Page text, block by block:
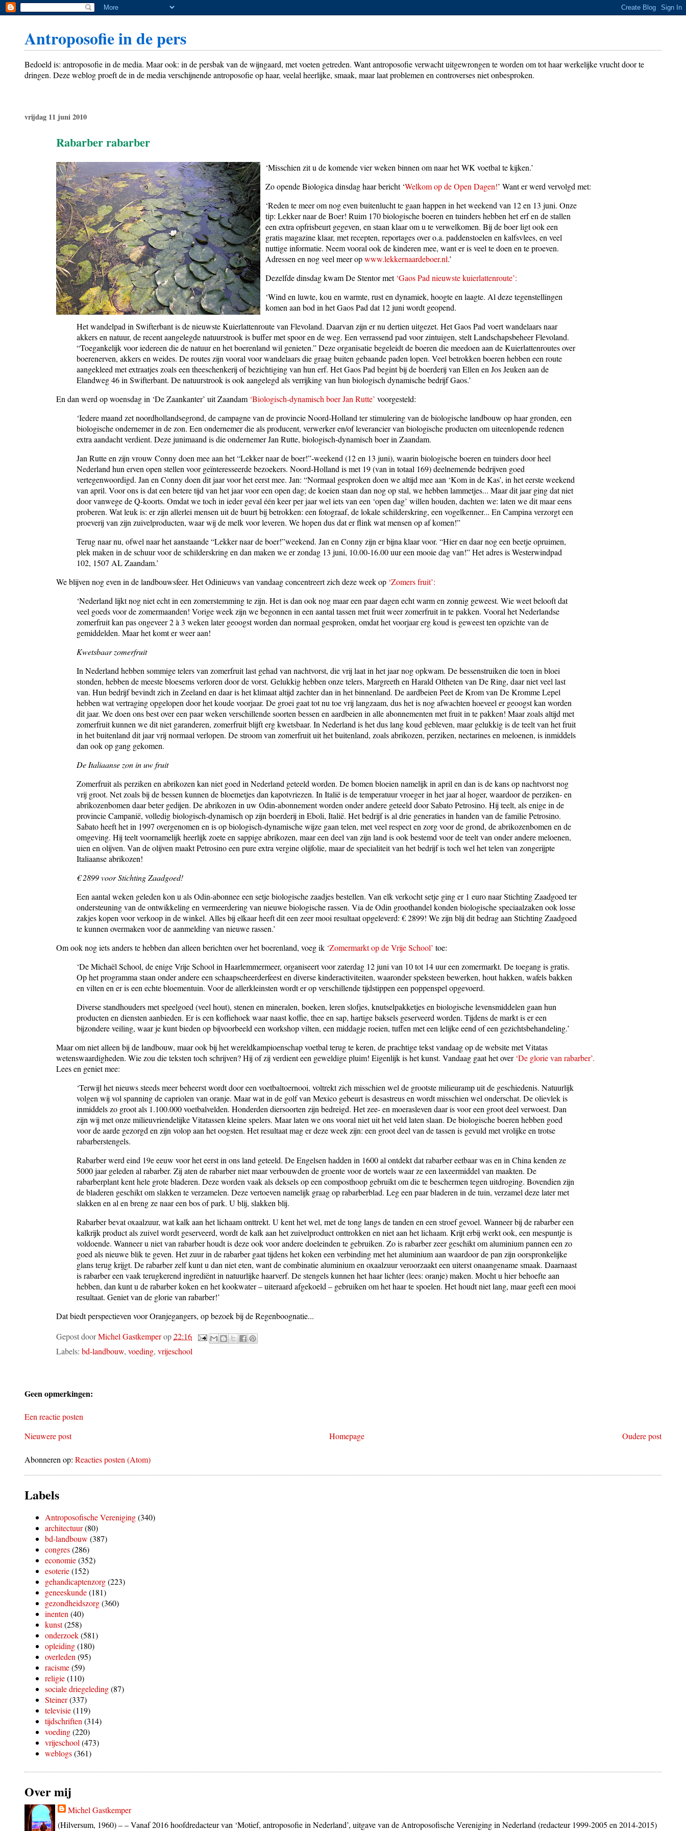
Antroposofie in de pers
Bedoeld is: antroposofie in de media. Maar ook: in de persbak van de wijngaard, met voeten getreden. Want antroposofie verwacht uitgewrongen te worden om tot haar werkelijke vrucht door te
dringen. Deze weblog proeft de in de media verschijnende antroposofie op haar, veelal heerlijke, smaak, maar laat problemen en controverses niet onbesproken.
vrijdag 11 juni 2010
Rabarber rabarber
‘Misschien zit u de komende vier weken binnen om naar het WK voetbal te kijken.’
Zo opende Biologica dinsdag haar bericht ‘Welkom op de Open Dagen!’ Want er werd vervolgd met:
‘Reden te meer om nog even buitenlucht te gaan happen in het weekend van 12 en 13 juni. Onze
tip: Lekker naar de Boer! Ruim 170 biologische boeren en tuinders hebben het erf en de stallen
een extra opfrisbeurt gegeven, en staan klaar om u te verwelkomen. Bij de boer ligt ook een
gratis magazine klaar, met recepten, reportages over o.a. paddenstoelen en kalfsvlees, en veel
nuttige informatie. Neem vooral ook de kinderen mee, want er is veel te doen en te proeven.
Adressen en nog veel meer opwww.lekkernaardeboer.nl.’
Dezelfde dinsdag kwam De Stentor met ‘Gaos Pad nieuwste kuierlattenroute’:
‘Wind en luwte, kou en warmte, rust en dynamiek, hoogte en laagte. Al deze tegenstellingen
komen aan bod in het Gaos Pad dat 12 juni wordt geopend.
Het wandelpad in Swifterbant is de nieuwste Kuierlattenroute van Flevoland. Daarvan zijn er nu dertien uitgezet. Het Gaos Pad voert wandelaars naar
akkers en natuur, de recent aangelegde natuurstrook is buffer met spoor en de weg. Een verrassend pad voor zintuigen, stelt Landschapsbeheer Flevoland.
“Toegankelijk voor iedereen die de natuur en het boerenland wil genieten.” Deze organisatie begeleidt de boeren die meedoen aan de Kuierlattenroutes over
boerenerven, akkers en weides. De routes zijn vooral voor wandelaars die graag buiten gebaande paden lopen. Veel betrokken boeren hebben een route
aangekleed met extraatjes zoals een theeschenkerij of bezichtiging van hun erf. Het Gaos Pad begint bij de boerderij van Ellen en Jos Jeuken aan de
Elandweg 46 in Swifterbant. De natuurstrook is ook aangelegd als verrijking van hun biologisch dynamische bedrijf Gaos.’
En dan werd op woensdag in ‘De Zaankanter’ uit Zaandam ‘Biologisch-dynamisch boer Jan Rutte’ voorgesteld:
‘Iedere maand zet noordhollandsegrond, de campagne van de provincie Noord-Holland ter stimulering van de biologische landbouw op haar gronden, een
biologische ondernemer in de zon. Een ondernemer die als producent, verwerker en/of leverancier van biologische producten om uiteenlopende redenen
extra aandacht verdient. Deze junimaand is die ondernemer Jan Rutte, biologisch-dynamisch boer in Zaandam.
Jan Rutte en zijn vrouw Conny doen mee aan het “Lekker naar de boer!”-weekend (12 en 13 juni), waarin biologische boeren en tuinders door heel
Nederland hun erven open stellen voor geïnteresseerde bezoekers. Noord-Holland is met 19 (van in totaal 169) deelnemende bedrijven goed
vertegenwoordigd. Jan en Conny doen dit jaar voor het eerst mee. Jan: “Normaal gesproken doen we altijd mee aan ‘Kom in de Kas’, in het eerste weekend
van april. Voor ons is dat een betere tijd van het jaar voor een open dag; de koeien staan dan nog op stal, we hebben lammetjes... Maar dit jaar ging dat niet
door vanwege de Q-koorts. Omdat we toch in ieder geval één keer per jaar wel iets van een ‘open dag’ willen houden, dachten we: laten we dit maar eens
proberen. Wat leuk is: er zijn allerlei mensen uit de buurt bij betrokken: een fotograaf, de lokale schilderskring, een vogelkenner... En Campina verzorgt een
proeverij van zijn zuivelproducten, waar wij de melk voor leveren. We hopen dus dat er flink wat mensen op af komen!”
Terug naar nu, ofwel naar het aanstaande “Lekker naar de boer!”weekend. Jan en Conny zijn er bijna klaar voor. “Hier en daar nog een beetje opruimen,
plek maken in de schuur voor de schilderskring en dan maken we er zondag 13 juni, 10.00-16.00 uur een mooie dag van!” Het adres is Westerwindpad
102, 1507 AL Zaandam.’
We blijven nog even in de landbouwsfeer. Het Odinieuws van vandaag concentreert zich deze week op ‘Zomers fruit’:
‘Nederland lijkt nog niet echt in een zomerstemming te zijn. Het is dan ook nog maar een paar dagen echt warm en zonnig geweest. Wie weet belooft dat
veel goeds voor de zomermaanden! Vorige week zijn we begonnen in een aantal tassen met fruit weer zomerfruit in te pakken. Vooral het Nederlandse
zomerfruit kan pas ongeveer 2 à 3 weken later geoogst worden dan normaal gesproken, omdat het voorjaar erg koud is geweest ten opzichte van de
gemiddelden. Maar het komt er weer aan!
Kwetsbaar zomerfruit
In Nederland hebben sommige telers van zomerfruit last gehad van nachtvorst, die vrij laat in het jaar nog opkwam. De bessenstruiken die toen in bloei
stonden, hebben de meeste bloesems verloren door de vorst. Gelukkig hebben onze telers, Margreeth en Harald Oltheten van De Ring, daar niet veel last
van. Hun bedrijf bevindt zich in Zeeland en daar is het klimaat altijd zachter dan in het binnenland. De aardbeien Peet de Krom van De Kromme Lepel
hebben wat vertraging opgelopen door het koude voorjaar. De groei gaat tot nu toe vrij langzaam, dus het is nog afwachten hoeveel er geoogst kan worden
dit jaar. We doen ons best over een paar weken verschillende soorten bessen en aardbeien in alle abonnementen met fruit in te pakken! Maar zoals altijd met
zomerfruit kunnen we dit niet garanderen, zomerfruit blijft erg kwetsbaar. In Nederland is het dus lang koud gebleven, maar gelukkig is de teelt van het fruit
in het buitenland dit jaar vrij normaal verlopen. De stroom van zomerfruit uit het buitenland, zoals abrikozen, perziken, nectarines en meloenen, is inmiddels
dan ook op gang gekomen.
De Italiaanse zon in uw fruit
Zomerfruit als perziken en abrikozen kan niet goed in Nederland geteeld worden. De bomen bloeien namelijk in april en dan is de kans op nachtvorst nog
vrij groot. Net zoals bij de bessen kunnen de bloemetjes dan kapotvriezen. In Italië is de temperatuur vroeger in het jaar al hoger, waardoor de perziken- en
abrikozenbomen daar beter gedijen. De abrikozen in uw Odin-abonnement worden onder andere geteeld door Sabato Petrosino. Hij teelt, als enige in de
provincie Campanië, volledig biologisch-dynamisch op zijn boerderij in Eboli, Italië. Het bedrijf is al drie generaties in handen van de familie Petrosino.
Sabato heeft het in 1997 overgenomen en is op biologisch-dynamische wijze gaan telen, met veel respect en zorg voor de grond, de abrikozenbomen en de
omgeving. Hij teelt voornamelijk heerlijk zoete en sappige abrikozen, maar een deel van zijn land is ook bestemd voor de teelt van onder andere meloenen,
uien en olijven. Van de olijven maakt Petrosino een pure extra vergine olijfolie, maar de specialiteit van het bedrijf is toch wel het telen van zongerijpte
Italiaanse abrikozen!
€ 2899 voor Stichting Zaadgoed!
Een aantal weken geleden kon u als Odin-abonnee een setje biologische zaadjes bestellen. Van elk verkocht setje ging er 1 euro naar Stichting Zaadgoed ter
ondersteuning van de ontwikkeling en vermeerdering van nieuwe biologische rassen. Via de Odin groothandel konden biologische speciaalzaken ook losse
zakjes kopen voor verkoop in de winkel. Alles bij elkaar heeft dit een zeer mooi resultaat opgeleverd: € 2899! We zijn blij dit bedrag aan Stichting Zaadgoed
te kunnen overmaken voor de aanmelding van nieuwe rassen.’
Om ook nog iets anders te hebben dan alleen berichten over het boerenland, voeg ik ‘Zomermarkt op de Vrije School’ toe:
‘De Michaël School, de enige Vrije School in Haarlemmermeer, organiseert voor zaterdag 12 juni van 10 tot 14 uur een zomermarkt. De toegang is gratis.
Op het programma staan onder andere een schaapscheerderfeest en diverse kinderactiviteiten, waaronder speksteen bewerken, hout hakken, wafels bakken
en vilten en er is een echte bloementuin. Voor de allerkleinsten wordt er op verschillende tijdstippen een poppenspel opgevoerd.
Diverse standhouders met speelgoed (veel hout), stenen en mineralen, boeken, leren slofjes, knutselpakketjes en biologische levensmiddelen gaan hun
producten en diensten aanbieden. Er is een koffiehoek waar naast koffie, thee en sap, hartige baksels geserveerd worden. Tijdens de markt is er een
bijzondere veiling, waar je kunt bieden op bijvoorbeeld een workshop vilten, een middagje roeien, tuffen met een lelijke eend of een gezichtsbehandeling.’
Maar om niet alleen bij de landbouw, maar ook bij het wereldkampioenschap voetbal terug te keren, de prachtige tekst vandaag op de website met Vitatas
wetenswaardigheden. Wie zou die teksten toch schrijven? Hij of zij verdient een geweldige pluim! Eigenlijk is het kunst. Vandaag gaat het over ‘De glorie van rabarber’.
Lees en geniet mee:
‘Terwijl het nieuws steeds meer beheerst wordt door een voetbaltoernooi, voltrekt zich misschien wel de grootste milieuramp uit de geschiedenis. Natuurlijk
volgen wij vol spanning de capriolen van oranje. Maar wat in de golf van Mexico gebeurt is desastreus en wordt misschien wel onderschat. De olievlek is
inmiddels zo groot als 1.100.000 voetbalvelden. Honderden diersoorten zijn bedreigd. Het zee- en moerasleven daar is voor een groot deel verwoest. Dan
zijn wij met onze milieuvriendelijke Vitatassen kleine spelers. Maar laten we ons vooral niet uit het veld laten slaan. De biologische boeren hebben goed
voor de aarde gezorgd en zijn volop aan het oogsten. Het resultaat mag er deze week zijn: een groot deel van de tassen is gevuld met vrolijke en trotse
rabarberstengels.
Rabarber werd eind 19e eeuw voor het eerst in ons land geteeld. De Engelsen hadden in 1600 al ontdekt dat rabarber eetbaar was en in China kenden ze
5000 jaar geleden al rabarber. Zij aten de rabarber niet maar verbouwden de groente voor de wortels waar ze een laxeermiddel van maakten. De
rabarberplant kent hele grote bladeren. Deze worden vaak als deksels op een composthoop gebruikt om die te beschermen tegen uitdroging. Bovendien zijn
de bladeren geschikt om slakken te verzamelen. Deze vertoeven namelijk graag op rabarberblad. Leg een paar bladeren in de tuin, verzamel deze later met
slakken en al en breng ze naar een bos of park. U blij, slakken blij.
Rabarber bevat oxaalzuur, wat kalk aan het lichaam onttrekt. U kent het wel, met de tong langs de tanden en een stroef gevoel. Wanneer bij de rabarber een
kalkrijk product als zuivel wordt geserveerd, wordt de kalk aan het zuivelproduct onttrokken en niet aan het lichaam. Krijt erbij werkt ook, een mespuntje is
voldoende. Wanneer u niet van rabarber houdt is deze ook voor andere doeleinden te gebruiken. Zo is rabarber zeer geschikt om aluminium pannen een zo
goed als nieuwe blik te geven. Het zuur in de rabarber gaat tijdens het koken een verbinding met het aluminium aan waardoor de pan zijn oorspronkelijke
glans terug krijgt. De rabarber zelf kunt u dan niet eten, want de combinatie aluminium en oxaalzuur veroorzaakt een uiterst onaangename smaak. Daarnaast
is rabarber een vaak terugkerend ingrediënt in natuurlijke haarverf. De stengels kunnen het haar lichter (lees: oranje) maken. Mocht u hier behoefte aan
hebben, dan kunt u de rabarber koken en het kookwater – uiteraard afgekoeld – gebruiken om het haar te spoelen. Het houdt niet lang, maar geeft een mooi
resultaat. Geniet van de glorie van rabarber!’
Dat biedt perspectieven voor Oranjegangers, op bezoek bij de Regenboognatie...
Gepost doorMichel Gastkemperop22:16
Labels:bd-landbouw,voeding,vrijeschool
Geen opmerkingen:
Een reactie posten
Nieuwere post
Oudere post
Homepage
Abonneren op: Reacties posten (Atom)
Labels
Antroposofische Vereniging(340)
architectuur(80)
bd-landbouw (387)
congres(286)
economie(352)
esoterie(152)
gehandicaptenzorg(223)
geneeskunde(181)
gezondheidszorg(360)
inenten (40)
kunst(258)
onderzoek(581)
opleiding(180)
overleden (95)
racisme(59)
religie(110)
sociale driegeleding(87)
Steiner(337)
televisie(119)
tijdschriften (314)
voeding(220)
vrijeschool (473)
weblogs(361)
Over mij
Michel Gastkemper
(Hilversum, 1960) – – Vanaf 2016 hoofdredacteur van ‘Motief, antroposofie in Nederland’, uitgave van de Antroposofische Vereniging in Nederland (redacteur 1999-2005 en 2014-2015)